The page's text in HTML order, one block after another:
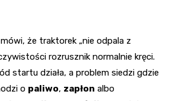
że traktorek „nie odpala z
rozrusznik normalnie kręci.
startu działa, a problem siedzi gdzie
o paliwo, zapłon albo